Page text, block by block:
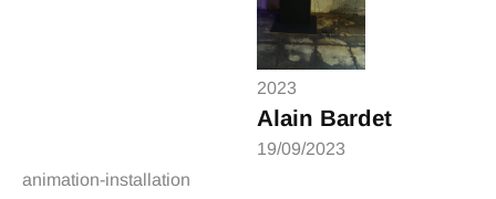
animation-installation
2023
Alain Bardet
19/09/2023